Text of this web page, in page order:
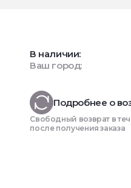
В наличии:
Ваш город:
Подробнее о
Свободный возврат в
после получения заказа